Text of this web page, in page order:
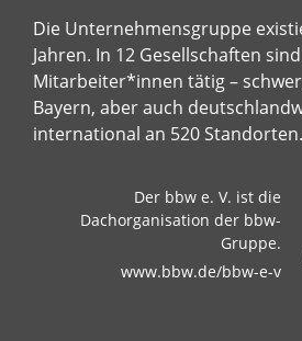
Die Unternehmensgruppe
Jahren. In 12 Gesellschaften
Mitarbeiter*innen tätig –
Bayern, aber auch
international an 520 Standorten.
Der bbw e. V. ist die
Dachorganisation der bbw-
Gruppe.
www.bbw.de/bbw-e-v